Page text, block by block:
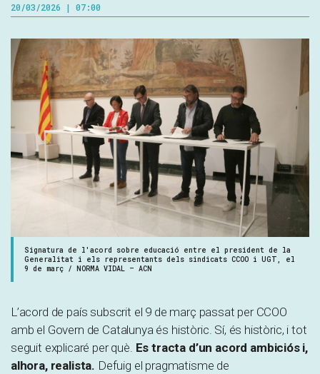
20/03/2026 | 07:00
Signatura de l'acord sobre educació entre el president de la
Generalitat i els representants dels sindicats CCOO i UGT, el
9 de març / NORMA VIDAL – ACN
L’acord de país subscrit el 9 de març passat per CCOO
amb el Govern de Catalunya és històric. Sí, és històric, i tot
seguit explicaré per què. Es tracta d’un acord ambiciós i,
alhora, realista. Defuig el pragmatisme de